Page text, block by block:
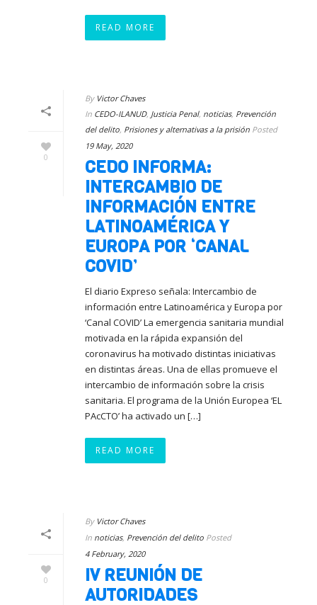
READ MORE
0
By Victor Chaves
In CEDO-ILANUD, Justicia Penal, noticias, Prevención
del delito, Prisiones y alternativas a la prisión Posted
19 May, 2020
CEDO INFORMA:
INTERCAMBIO DE
INFORMACIÓN ENTRE
LATINOAMÉRICA Y
EUROPA POR ‘CANAL
COVID’
El diario Expreso señala: Intercambio de
información entre Latinoamérica y Europa por
‘Canal COVID’ La emergencia sanitaria mundial
motivada en la rápida expansión del
coronavirus ha motivado distintas iniciativas
en distintas áreas. Una de ellas promueve el
intercambio de información sobre la crisis
sanitaria. El programa de la Unión Europea ‘EL
PAcCTO’ ha activado un […]
READ MORE
0
By Victor Chaves
In noticias, Prevención del delito Posted
4 February, 2020
IV REUNIÓN DE
AUTORIDADES